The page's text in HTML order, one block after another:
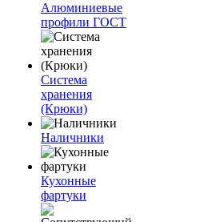
Алюминиевые
профили ГОСТ
Система
хранения
(Крюки)
Наличники
Кухонные
фартуки